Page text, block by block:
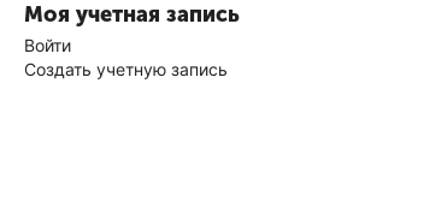
Моя учетная запись
Войти
Создать учетную запись